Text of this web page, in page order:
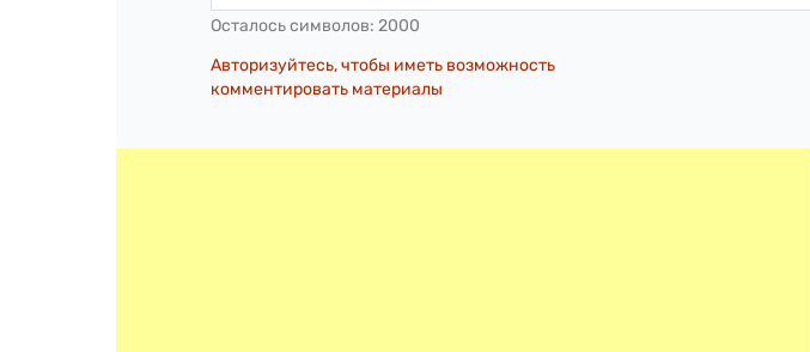
Осталось символов: 2000
Авторизуйтесь, чтобы иметь возможность
комментировать материалы